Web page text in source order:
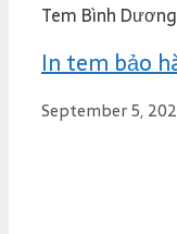
Tem Bình Dương
In tem bảo
September 5,